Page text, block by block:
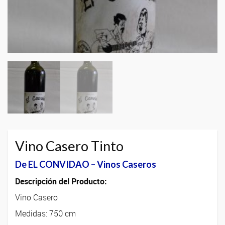
Vino Casero Tinto
De EL CONVIDAO – Vinos Caseros
Descripción del Producto:
Vino Casero
Medidas: 750 cm